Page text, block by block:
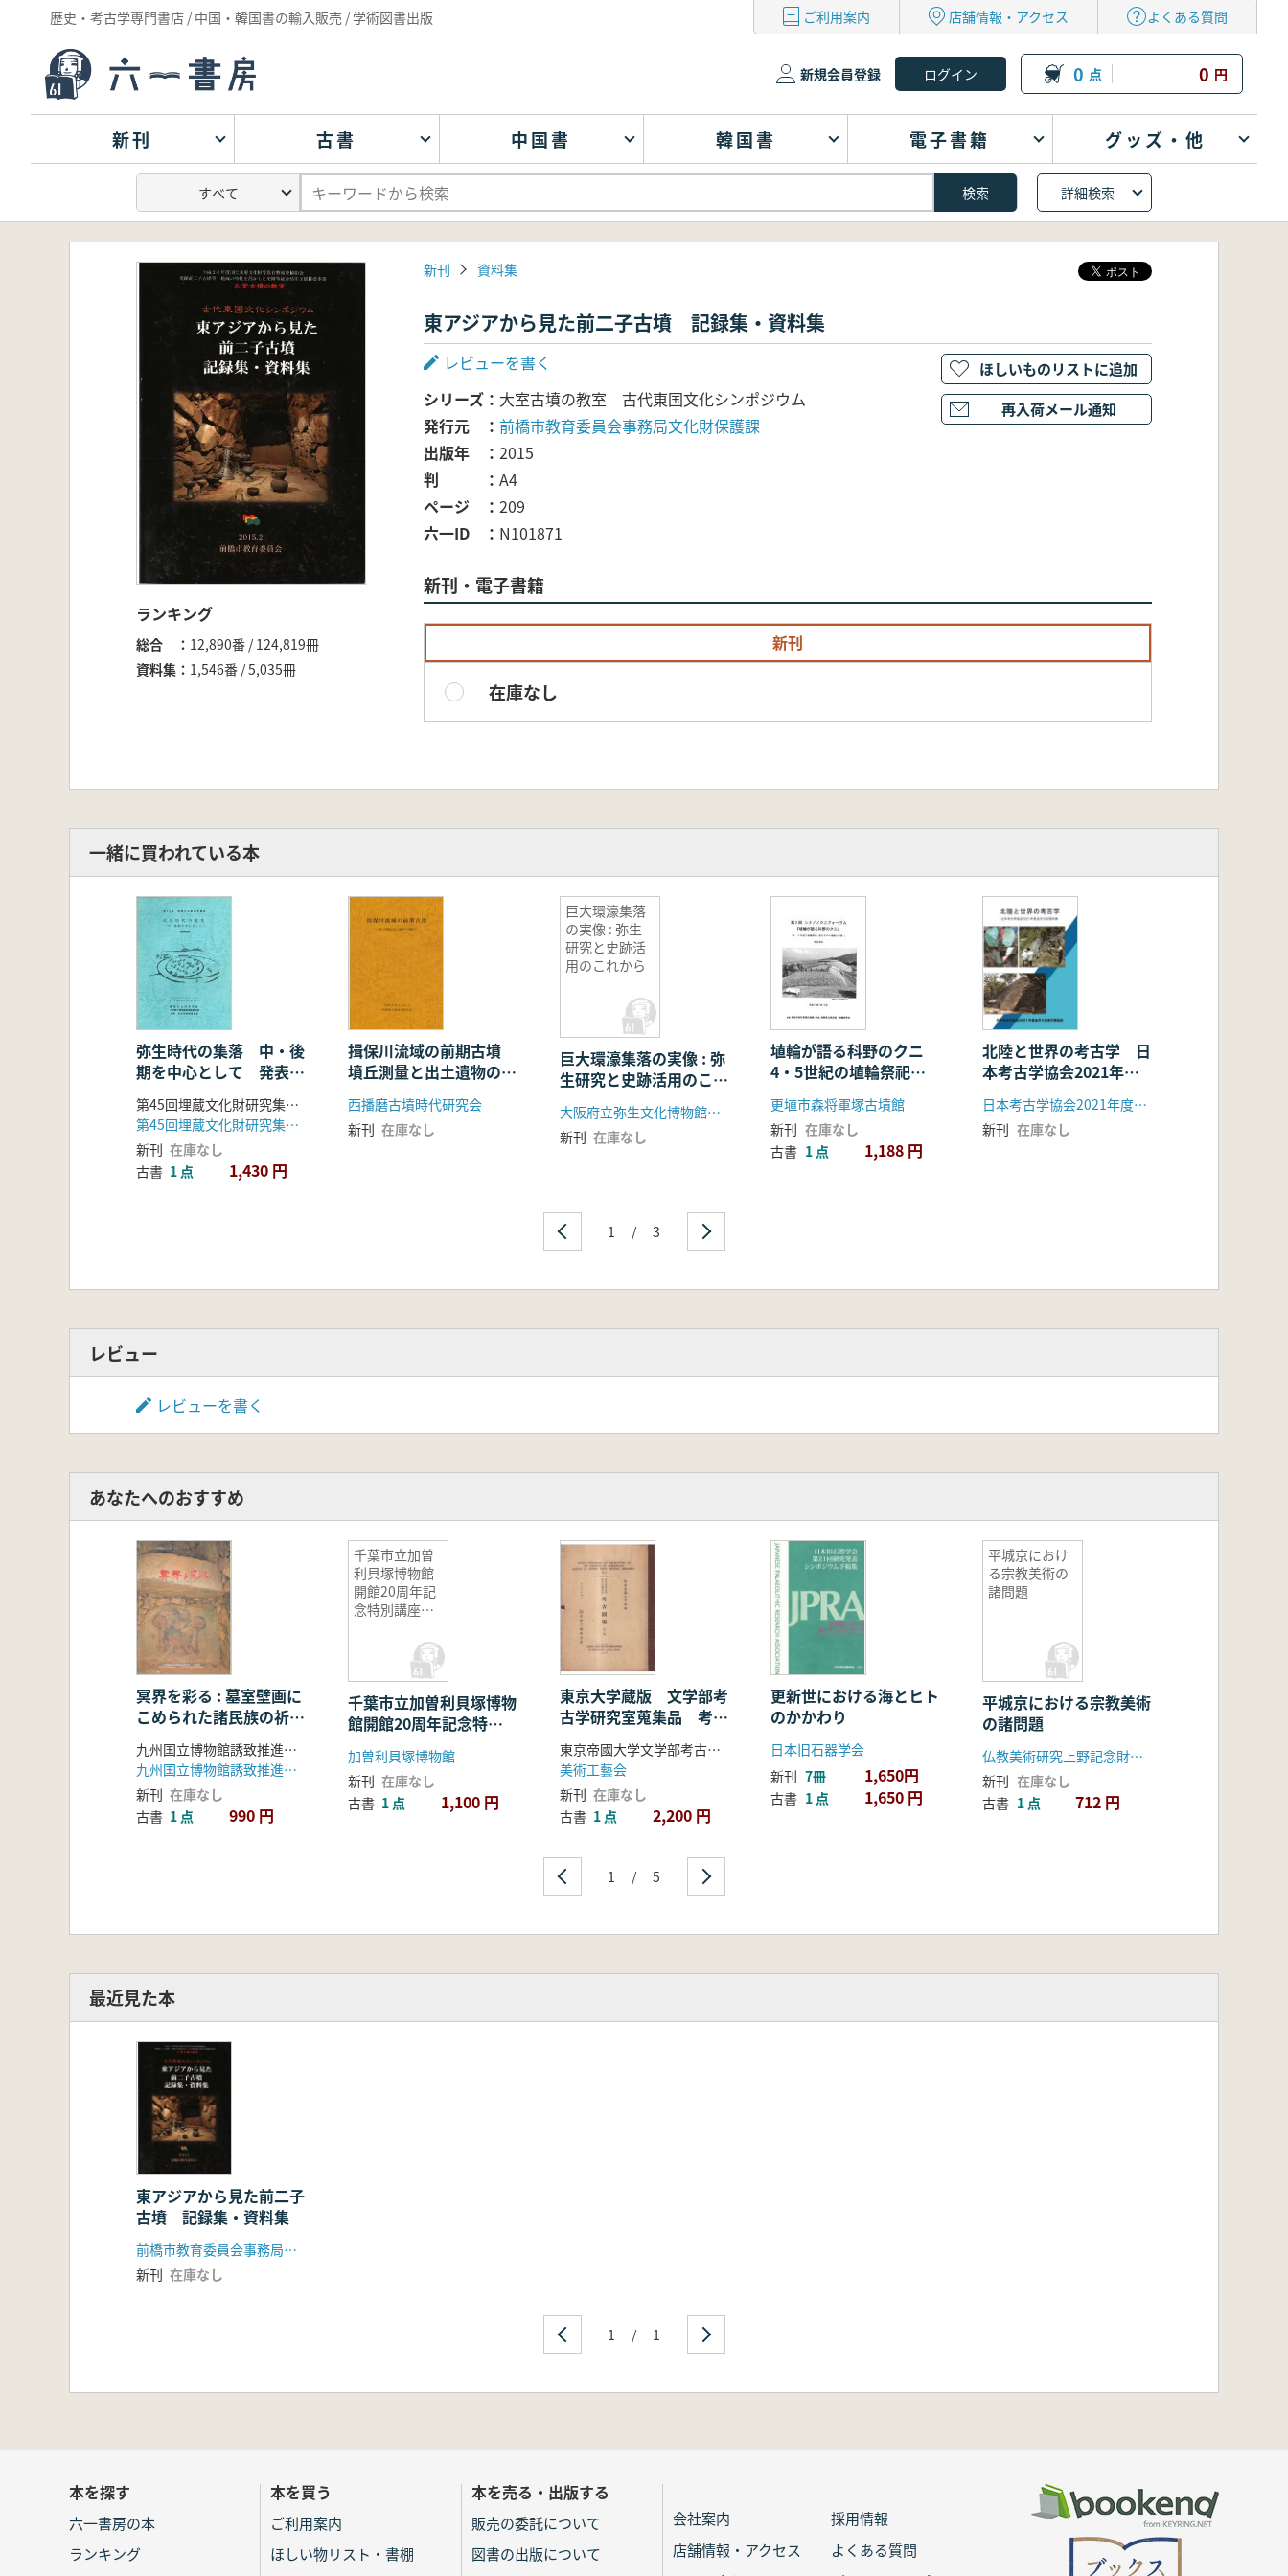
歴史・考古学専門書店 / 中国・韓国書の輸入販売 / 学術図書出版 ご利用案内 店舗情報・アクセス よくある質問
新規会員登録 0 点 0 円
新刊 古書 中国書 韓国書 電子書籍 グッズ・他
詳細検索
ランキング
総合
12,890番 / 124,819冊
資料集
1,546番 / 5,035冊
新刊 資料集
東アジアから見た前二子古墳 記録集・資料集
レビューを書く
シリーズ
大室古墳の教室 古代東国文化シンポジウム
発行元
前橋市教育委員会事務局文化財保護課
出版年
2015
判
A4
ページ
209
六一ID
N101871
新刊・電子書籍
新刊
在庫なし
ほしいものリストに追加
再入荷メール通知
一緒に買われている本
弥生時代の集落 中・後
期を中心として 発表要
旨集
第45回埋蔵文化財研究集会実行委員会 編
第45回埋蔵文化財研究集会実行委員会
新刊 在庫なし
古書 1 点 1,430 円
揖保川流域の前期古墳
墳丘測量と出土遺物の再
検討
西播磨古墳時代研究会
新刊 在庫なし
巨大環濠集落
の実像 : 弥生
研究と史跡活
用のこれから
巨大環濠集落の実像 : 弥
生研究と史跡活用のこれ
から
大阪府立弥生文化博物館 大阪府文化財センター
新刊 在庫なし
埴輪が語る科野のクニ
4・5世紀の埴輪祭祀
善光寺平の埴輪の系譜
発表要旨
更埴市森将軍塚古墳館
新刊 在庫なし
古書 1 点 1,188 円
北陸と世界の考古学 日
本考古学協会2021年度
金沢大会資料集
日本考古学協会2021年度金沢大会実行委員会
新刊 在庫なし
1 / 3
レビュー
レビューを書く
あなたへのおすすめ
冥界を彩る : 墓室壁画に
こめられた諸民族の祈り
九州国立博物館誘致推進本部, 福岡県教育庁指導第二部文化課, 九州国立博物館誘致促進対策室 編
九州国立博物館誘致推進本部
新刊 在庫なし
古書 1 点 990 円
千葉市立加曽
利貝塚博物館
開館20周年記
念特別講座講
千葉市立加曽利貝塚博物
館開館20周年記念特別
講座講演集
加曽利貝塚博物館
新刊 在庫なし
古書 1 点 1,100 円
東京大学蔵版 文学部考
古学研究室蒐集品 考古
東京帝國大学文学部考古学研究室
美術工藝会
新刊 在庫なし
古書 1 点 2,200 円
更新世における海とヒト
のかかわり
日本旧石器学会
新刊 7冊 1,650円
古書 1 点 1,650 円
平城京におけ
る宗教美術の
諸問題
平城京における宗教美術
の諸問題
仏教美術研究上野記念財団助成研究会
新刊 在庫なし
古書 1 点 712 円
1 / 5
最近見た本
東アジアから見た前二子
古墳 記録集・資料集
前橋市教育委員会事務局文化財保護課
新刊 在庫なし
1 / 1
本を探す
六一書房の本
ランキング
本を買う
ご利用案内
ほしい物リスト・書棚
本を売る・出版する
販売の委託について
図書の出版について
会社案内
採用情報
店舗情報・アクセス
よくある質問